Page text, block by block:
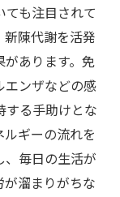
も注目されて
陳代謝を活発
あります。免
エンザなどの感
する手助けとな
ギーの流れを
毎日の生活が
溜まりがちな